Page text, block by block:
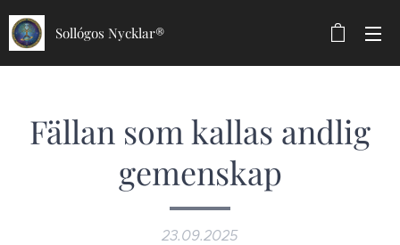
Sollógos Nycklar®
Fällan som kallas andlig
gemenskap
23.09.2025